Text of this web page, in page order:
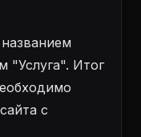
"Услуга". Итог
с